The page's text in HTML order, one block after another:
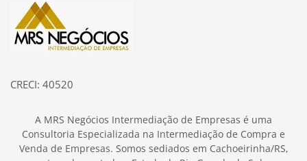
Página inicial
CRECI: 40520
A MRS Negócios Intermediação de Empresas é uma
Consultoria Especializada na Intermediação de Compra e
Venda de Empresas. Somos sediados em Cachoeirinha/RS,